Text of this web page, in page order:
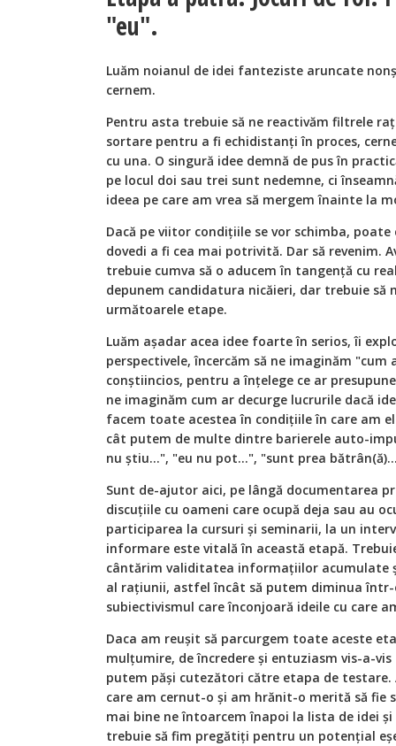
"eu".
Luăm noianul de idei fanteziste aruncate
cernem.
Pentru asta trebuie să ne reactivăm filtrele
sortare pentru a fi echidistanți în proces,
cu una. O singură idee demnă de pus în
pe locul doi sau trei sunt nedemne, ci
ideea pe care am vrea să mergem înainte la
Dacă pe viitor condițiile se vor schimba, poate
dovedi a fi cea mai potrivită. Dar să revenim.
trebuie cumva să o aducem în tangență cu
depunem candidatura nicăieri, dar trebuie să
următoarele etape.
Luăm așadar acea idee foarte în serios, îi
perspectivele, încercăm să ne imaginăm "cum
conștiincios, pentru a înțelege ce ar
ne imaginăm cum ar decurge lucrurile dacă
facem toate acestea în condițiile în care am
cât putem de multe dintre barierele auto-
nu știu...", "eu nu pot…", "sunt prea
Sunt de-ajutor aici, pe lângă documentarea
discuțiile cu oameni care ocupă deja sau au
participarea la cursuri și seminarii, la un
informare este vitală în această etapă.
cântărim validitatea informațiilor acumulate
al rațiunii, astfel încât să putem diminua
subiectivismul care înconjoară ideile cu care
Daca am reușit să parcurgem toate aceste
mulțumire, de încredere și entuziasm vis-a-
putem păși cutezători către etapa de testare.
care am cernut-o și am hrănit-o merită să fie
mai bine ne întoarcem înapoi la lista de idei
trebuie să fim pregătiți pentru un potențial